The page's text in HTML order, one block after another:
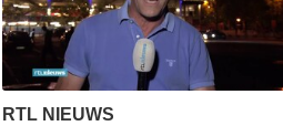
RTL NIEUWS